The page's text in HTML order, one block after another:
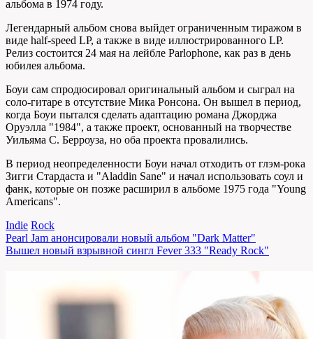
альбома в 1974 году.
Легендарный альбом снова выйдет ограниченным тиражом в
виде half-speed LP, а также в виде иллюстрированного LP.
Релиз состоится 24 мая на лейбле Parlophone, как раз в день
юбилея альбома.
Боуи сам спродюсировал оригинальный альбом и сыграл на
соло-гитаре в отсутствие Мика Ронсона. Он вышел в период,
когда Боуи пытался сделать адаптацию романа Джорджа
Оруэлла "1984", а также проект, основанный на творчестве
Уильяма С. Берроуза, но оба проекта провалились.
В период неопределенности Боуи начал отходить от глэм-рока
Зигги Стардаста и "Aladdin Sane" и начал использовать соул и
фанк, которые он позже расширил в альбоме 1975 года "Young
Americans".
Indie Rock
Навигация
по
Pearl Jam анонсировали новый альбом "Dark Matter"
Вышел новый взрывной сингл Fever 333 "Ready Rock"